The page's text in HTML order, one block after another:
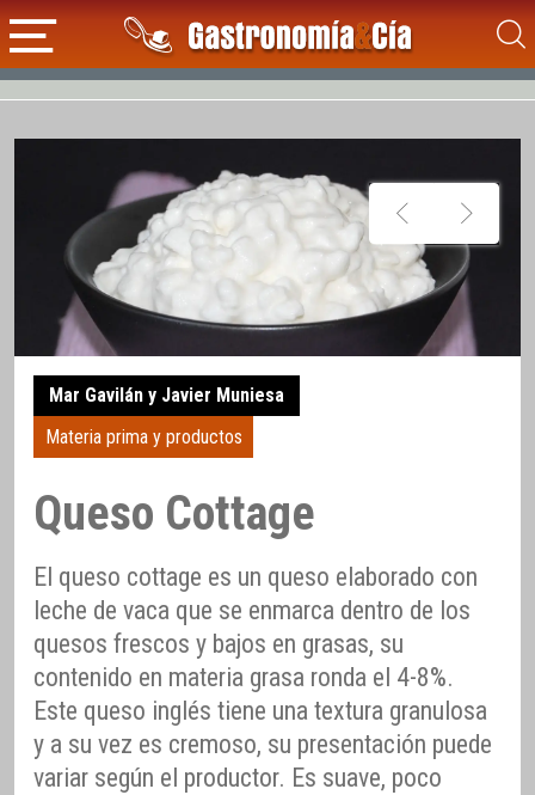
Mar Gavilán y Javier Muniesa
Materia prima y productos
Queso Cottage
El queso cottage es un queso elaborado con
leche de vaca que se enmarca dentro de los
quesos frescos y bajos en grasas, su
contenido en materia grasa ronda el 4-8%.
Este queso inglés tiene una textura granulosa
y a su vez es cremoso, su presentación puede
variar según el productor. Es suave, poco